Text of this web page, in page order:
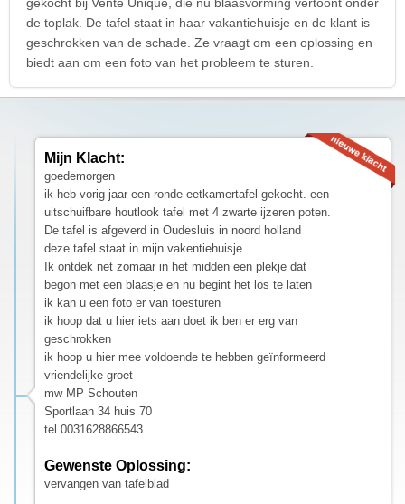
de toplak. De tafel staat in haar vakantiehuisje en de klant is
geschrokken van de schade. Ze vraagt om een oplossing en
biedt aan om een foto van het probleem te sturen.
Mijn Klacht:
goedemorgen
ik heb vorig jaar een ronde eetkamertafel gekocht. een
uitschuifbare houtlook tafel met 4 zwarte ijzeren poten.
De tafel is afgeverd in Oudesluis in noord holland
deze tafel staat in mijn vakentiehuisje
Ik ontdek net zomaar in het midden een plekje dat
begon met een blaasje en nu begint het los te laten
ik kan u een foto er van toesturen
ik hoop dat u hier iets aan doet ik ben er erg van
geschrokken
ik hoop u hier mee voldoende te hebben geïnformeerd
vriendelijke groet
mw MP Schouten
Sportlaan 34 huis 70
tel 0031628866543
Gewenste Oplossing:
vervangen van tafelblad